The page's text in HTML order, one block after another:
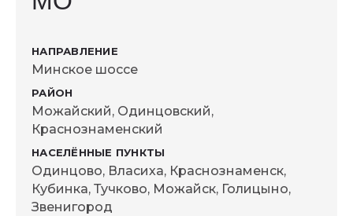
Минское шоссе
Можайский, Одинцовский,
Краснознаменский
Одинцово, Власиха, Краснознаменск,
Кубинка, Тучково, Можайск, Голицыно,
Звенигород